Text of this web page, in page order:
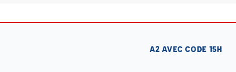
A2 AVEC CODE 15H